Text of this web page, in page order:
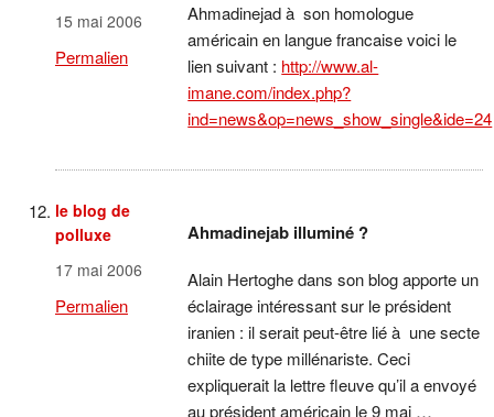
15 mai 2006
Permalien
Ahmadinejad à son homologue
américain en langue francaise voici le
lien suivant : http://www.al-
imane.com/index.php?
ind=news&op=news_show_single&ide=24
le blog de
polluxe
17 mai 2006
Permalien
Ahmadinejab illuminé ?
Alain Hertoghe dans son blog apporte un
éclairage intéressant sur le président
iranien : il serait peut-être lié à une secte
chiite de type millénariste. Ceci
expliquerait la lettre fleuve qu’il a envoyé
au président américain le 9 mai …